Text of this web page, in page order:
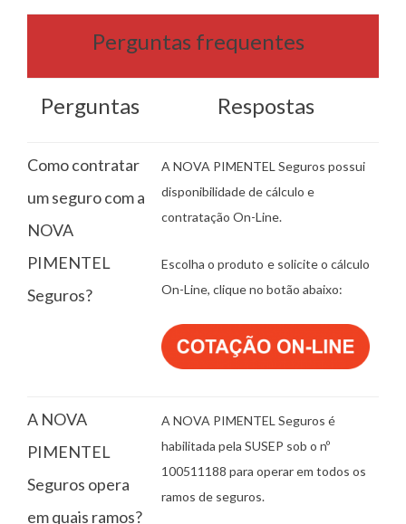
Perguntas frequentes
Perguntas Respostas
Como contratar
um seguro com a
NOVA
PIMENTEL
Seguros?
A NOVA PIMENTEL Seguros possui
disponibilidade de cálculo e
contratação On-Line.
Escolha o produto e solicite o cálculo
On-Line, clique no botão abaixo:
A NOVA
PIMENTEL
Seguros opera
em quais ramos?
A NOVA PIMENTEL Seguros é
habilitada pela SUSEP sob o nº
100511188 para operar em todos os
ramos de seguros.